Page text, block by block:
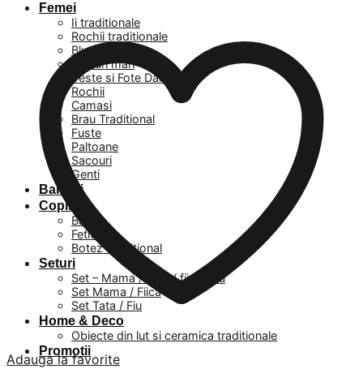
Femei
Ii traditionale
Rochii traditionale
Bluze
Masuri mari
Veste si Fote Dama
Rochii
Camasi
Brau Traditional
Fuste
Paltoane
Sacouri
Genti
Barbati
Copii
Baieti
Fetite
Botez Traditional
Seturi
Set – Mama / Tata / fiica / fiu
Set Mama / Fiica
Set Tata / Fiu
Home & Deco
Obiecte din lut si ceramica traditionale
Promotii
Adauga la favorite